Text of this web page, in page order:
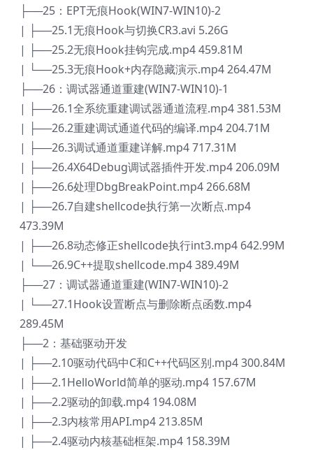
├──25：EPT无痕Hook(WIN7-WIN10)-2
| ├──25.1无痕Hook与切换CR3.avi 5.26G
| ├──25.2无痕Hook挂钩完成.mp4 459.81M
| └──25.3无痕Hook+内存隐藏演示.mp4 264.47M
├──26：调试器通道重建(WIN7-WIN10)-1
| ├──26.1全系统重建调试器通道流程.mp4 381.53M
| ├──26.2重建调试通道代码的编译.mp4 204.71M
| ├──26.3调试通道重建详解.mp4 717.31M
| ├──26.4X64Debug调试器插件开发.mp4 206.09M
| ├──26.6处理DbgBreakPoint.mp4 266.68M
| ├──26.7自建shellcode执行第一次断点.mp4
473.39M
| ├──26.8动态修正shellcode执行int3.mp4 642.99M
| └──26.9C++提取shellcode.mp4 389.49M
├──27：调试器通道重建(WIN7-WIN10)-2
| └──27.1Hook设置断点与删除断点函数.mp4
289.45M
├──2：基础驱动开发
| ├──2.10驱动代码中C和C++代码区别.mp4 300.84M
| ├──2.1HelloWorld简单的驱动.mp4 157.67M
| ├──2.2驱动的卸载.mp4 194.08M
| ├──2.3内核常用API.mp4 213.85M
| ├──2.4驱动内核基础框架.mp4 158.39M